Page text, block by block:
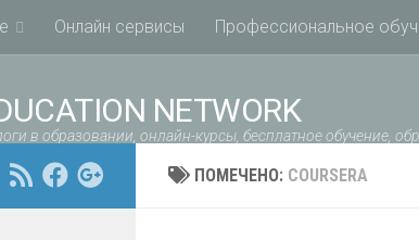
Онлайн сервисы Профессиональное
NETWORK
в образовании, онлайн-курсы, бесплатное обучение,
ПОМЕЧЕНО: COURSERA